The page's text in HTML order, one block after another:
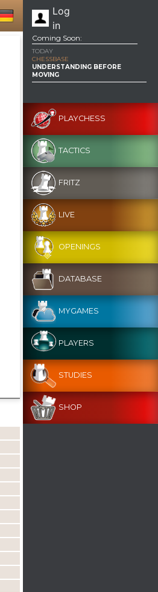
Log
in
Coming Soon:
TODAY
CHESSBASE
UNDERSTANDING BEFORE
MOVING
PLAYCHESS
TACTICS
FRITZ
LIVE
OPENINGS
DATABASE
MYGAMES
PLAYERS
STUDIES
SHOP